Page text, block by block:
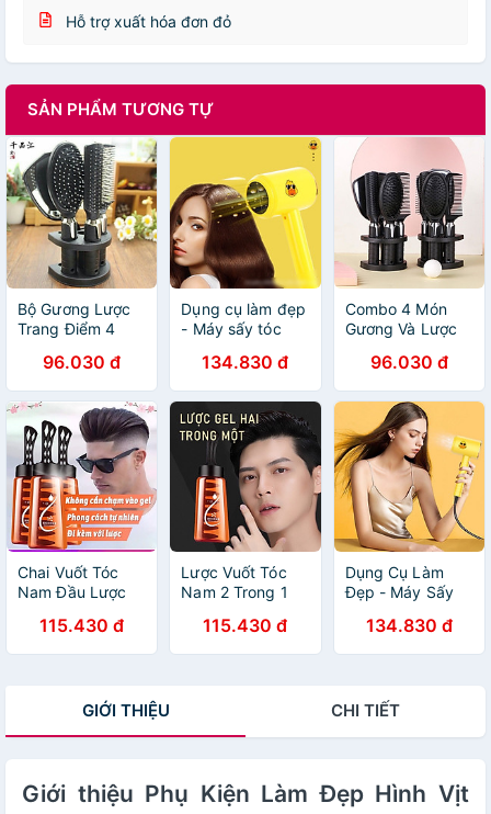
Hỗ trợ xuất hóa đơn đỏ
SẢN PHẨM TƯƠNG TỰ
Bộ Gương Lược
Trang Điểm 4
Nhỏ Gọn Dễ
Mang Theo,
Chỉnh Trang
Nhanh Mọi Lúc
96.030 đ
Dụng cụ làm đẹp
- Máy sấy tóc
thương 3 chế độ
- Máy sấy tóc
mini 2 chiều bền
đẹp nhỏ gọn
134.830 đ
Combo 4 Món
Gương Và Lược
Cấp, Thiết Kế
Đẹp Mắt Tiện
Dụng Cho Phái
Nữ
96.030 đ
Chai Vuốt Tóc
Nam Đầu Lược
Cho Nhiều Kiểu
Tóc
115.430 đ
Lược Vuốt Tóc
Nam 2 Trong 1
Trợ Tạo Kiểu Gọn
Gàng
115.430 đ
Dụng Cụ Làm
Đẹp - Máy Sấy
Chiều Hình Vịt
Vàng Dễ Thương
Khi Đi Du Lịch
134.830 đ
GIỚI THIỆU CHI TIẾT
Giới thiệu Phụ Kiện Làm Đẹp Hình Vịt